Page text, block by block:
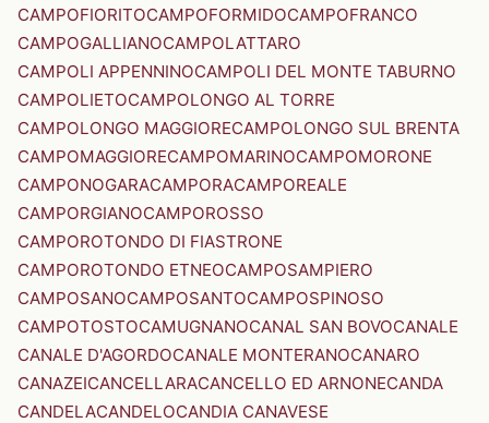
CAMPOFIORITOCAMPOFORMIDOCAMPOFRANCO
CAMPOGALLIANOCAMPOLATTARO
CAMPOLI APPENNINOCAMPOLI DEL MONTE TABURNO
CAMPOLIETOCAMPOLONGO AL TORRE
CAMPOLONGO MAGGIORECAMPOLONGO SUL BRENTA
CAMPOMAGGIORECAMPOMARINOCAMPOMORONE
CAMPONOGARACAMPORACAMPOREALE
CAMPORGIANOCAMPOROSSO
CAMPOROTONDO DI FIASTRONE
CAMPOROTONDO ETNEOCAMPOSAMPIERO
CAMPOSANOCAMPOSANTOCAMPOSPINOSO
CAMPOTOSTOCAMUGNANOCANAL SAN BOVOCANALE
CANALE D'AGORDOCANALE MONTERANOCANARO
CANAZEICANCELLARACANCELLO ED ARNONECANDA
CANDELACANDELOCANDIA CANAVESE